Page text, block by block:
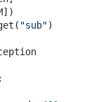
"sub")